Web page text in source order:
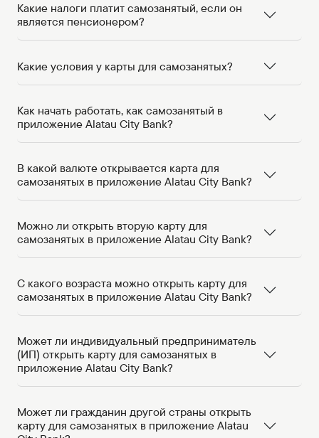
Какие налоги платит самозанятый, если он
является пенсионером?
Какие условия у карты для самозанятых?
Как начать работать, как самозанятый в
приложение Alatau City Bank?
В какой валюте открывается карта для
самозанятых в приложение Alatau City Bank?
Можно ли открыть вторую карту для
самозанятых в приложение Alatau City Bank?
С какого возраста можно открыть карту для
самозанятых в приложение Alatau City Bank?
Может ли индивидуальный предприниматель
(ИП) открыть карту для самозанятых в
приложение Alatau City Bank?
Может ли гражданин другой страны открыть
карту для самозанятых в приложение Alatau